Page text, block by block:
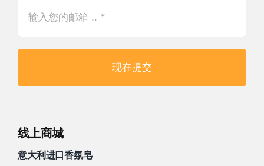
现在提交
线上商城
意大利进口香氛皂